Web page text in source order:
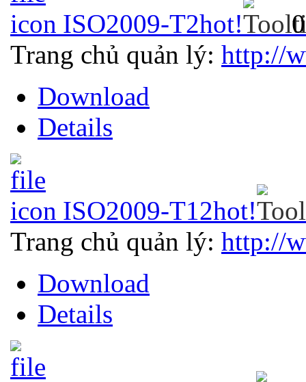
ISO2009-T2hot!
Trang chủ quản lý: http://
Download
Details
ISO2009-T12hot!
Trang chủ quản lý: http://
Download
Details